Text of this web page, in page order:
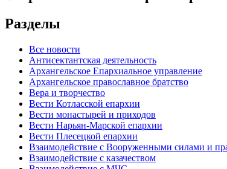
Разделы
Все новости
Антисектантская деятельность
Архангельское Епархиальное управление
Архангельское православное братство
Вера и творчество
Вести Котласской епархии
Вести монастырей и приходов
Вести Нарьян-Марской епархии
Вести Плесецкой епархии
Взаимодействие с Вооруженными силами и
Взаимодействие с казачеством